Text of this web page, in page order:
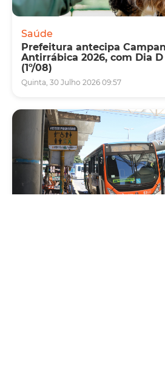
Saúde
Prefeitura antecipa
Antirrábica 2026, com Dia
(1º/08)
Quinta, 30 Julho 2026 09:57